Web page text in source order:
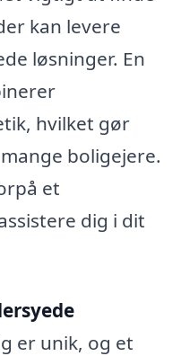
kan levere
løsninger. En
hvilket gør
boligejere.
et
dig i dit
er unik, og et